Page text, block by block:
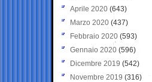
Aprile 2020 (643)
Marzo 2020 (437)
Febbraio 2020 (593)
Gennaio 2020 (596)
Dicembre 2019 (542)
Novembre 2019 (316)